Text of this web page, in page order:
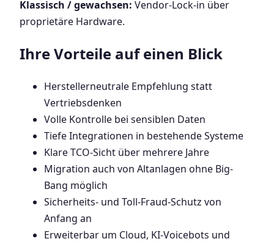
Klassisch / gewachsen: Vendor-Lock-in über
proprietäre Hardware.
Ihre Vorteile auf einen Blick
Herstellerneutrale Empfehlung statt
Vertriebsdenken
Volle Kontrolle bei sensiblen Daten
Tiefe Integrationen in bestehende Systeme
Klare TCO-Sicht über mehrere Jahre
Migration auch von Altanlagen ohne Big-
Bang möglich
Sicherheits- und Toll-Fraud-Schutz von
Anfang an
Erweiterbar um Cloud, KI-Voicebots und